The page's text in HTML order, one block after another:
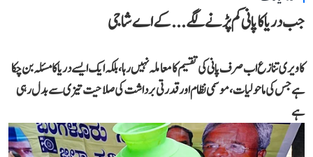
جب دریا کا پانی کم پڑنے لگے...کے اے شاجی
کاویری تنازع اب صرف پانی کی تقسیم کا معاملہ نہیں رہا، بلکہ ایک ایسے دریا کا مسئلہ بن چکا
ہے جس کی ماحولیات، موسمی نظام اور قدرتی برداشت کی صلاحیت تیزی سے بدل رہی
ہے